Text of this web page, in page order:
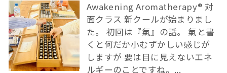
Awakening Aromatherapy®︎ 対
面クラス 新クールが始まりまし
た。 初回は『氣』の話。 氣と書
くと何だか小むずかしい感じが
しますが 要は目に見えないエネ
ルギーのことですね。...